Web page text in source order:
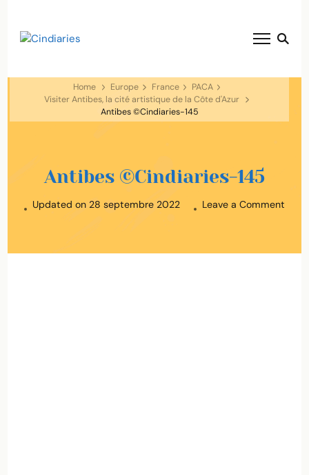
Home Europe France
PACA
Visiter Antibes, la cité artistique de la Côte d'Azur
Antibes ©Cindiaries-145
Antibes ©Cindiaries-145
Updated on 28 septembre 2022 Leave a Comment